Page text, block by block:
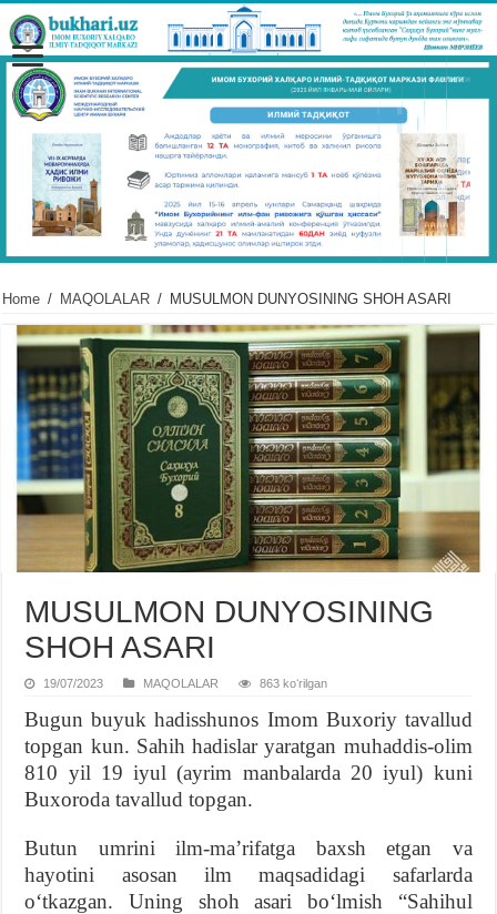
Home / MAQOLALAR / MUSULMON DUNYOSINING SHOH ASARI
MUSULMON DUNYOSINING
SHOH ASARI
19/07/2023 MAQOLALAR 863 koʻrilgan
Bugun buyuk hadisshunos Imom Buxoriy tavallud
topgan kun. Sahih hadislar yaratgan muhaddis-olim
810 yil 19 iyul (ayrim manbalarda 20 iyul) kuni
Buxoroda tavallud topgan.
Butun umrini ilm-maʼrifatga baxsh etgan va
hayotini asosan ilm maqsadidagi safarlarda
oʻtkazgan. Uning shoh asari boʻlmish “Sahihul